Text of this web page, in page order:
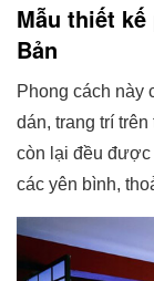
Mẫu thiết
Bản
Phong cách này
dán, trang trí
còn lại đều được
các yên bình,